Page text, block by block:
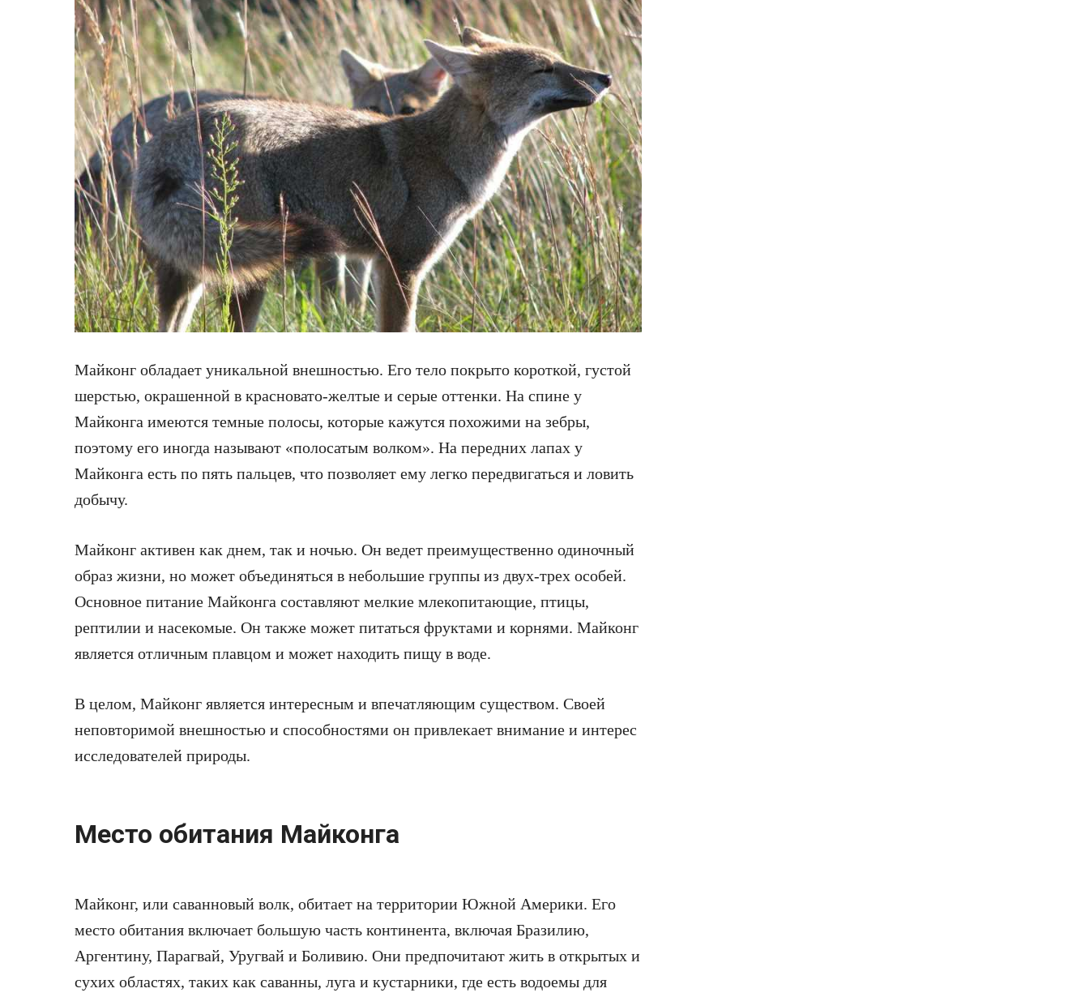
Майконг обладает уникальной внешностью. Его тело покрыто короткой, густой
шерстью, окрашенной в красновато-желтые и серые оттенки. На спине у
Майконга имеются темные полосы, которые кажутся похожими на зебры,
поэтому его иногда называют «полосатым волком». На передних лапах у
Майконга есть по пять пальцев, что позволяет ему легко передвигаться и ловить
добычу.
Майконг активен как днем, так и ночью. Он ведет преимущественно одиночный
образ жизни, но может объединяться в небольшие группы из двух-трех особей.
Основное питание Майконга составляют мелкие млекопитающие, птицы,
рептилии и насекомые. Он также может питаться фруктами и корнями. Майконг
является отличным плавцом и может находить пищу в воде.
В целом, Майконг является интересным и впечатляющим существом. Своей
неповторимой внешностью и способностями он привлекает внимание и интерес
исследователей природы.
Место обитания Майконга
Майконг, или саванновый волк, обитает на территории Южной Америки. Его
место обитания включает большую часть континента, включая Бразилию,
Аргентину, Парагвай, Уругвай и Боливию. Они предпочитают жить в открытых и
сухих областях, таких как саванны, луга и кустарники, где есть водоемы для